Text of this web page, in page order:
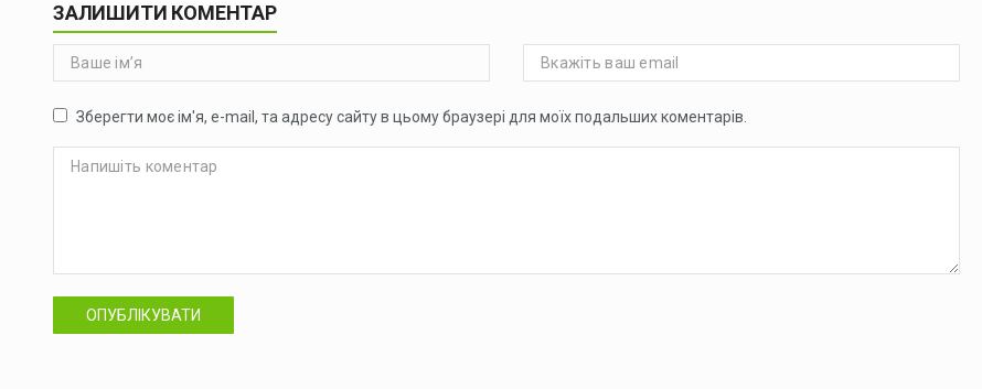
ЗАЛИШИТИ КОМЕНТАР
Зберегти моє ім'я, e-mail, та адресу сайту в цьому браузері для моїх подальших коментарів.
ОПУБЛІКУВАТИ